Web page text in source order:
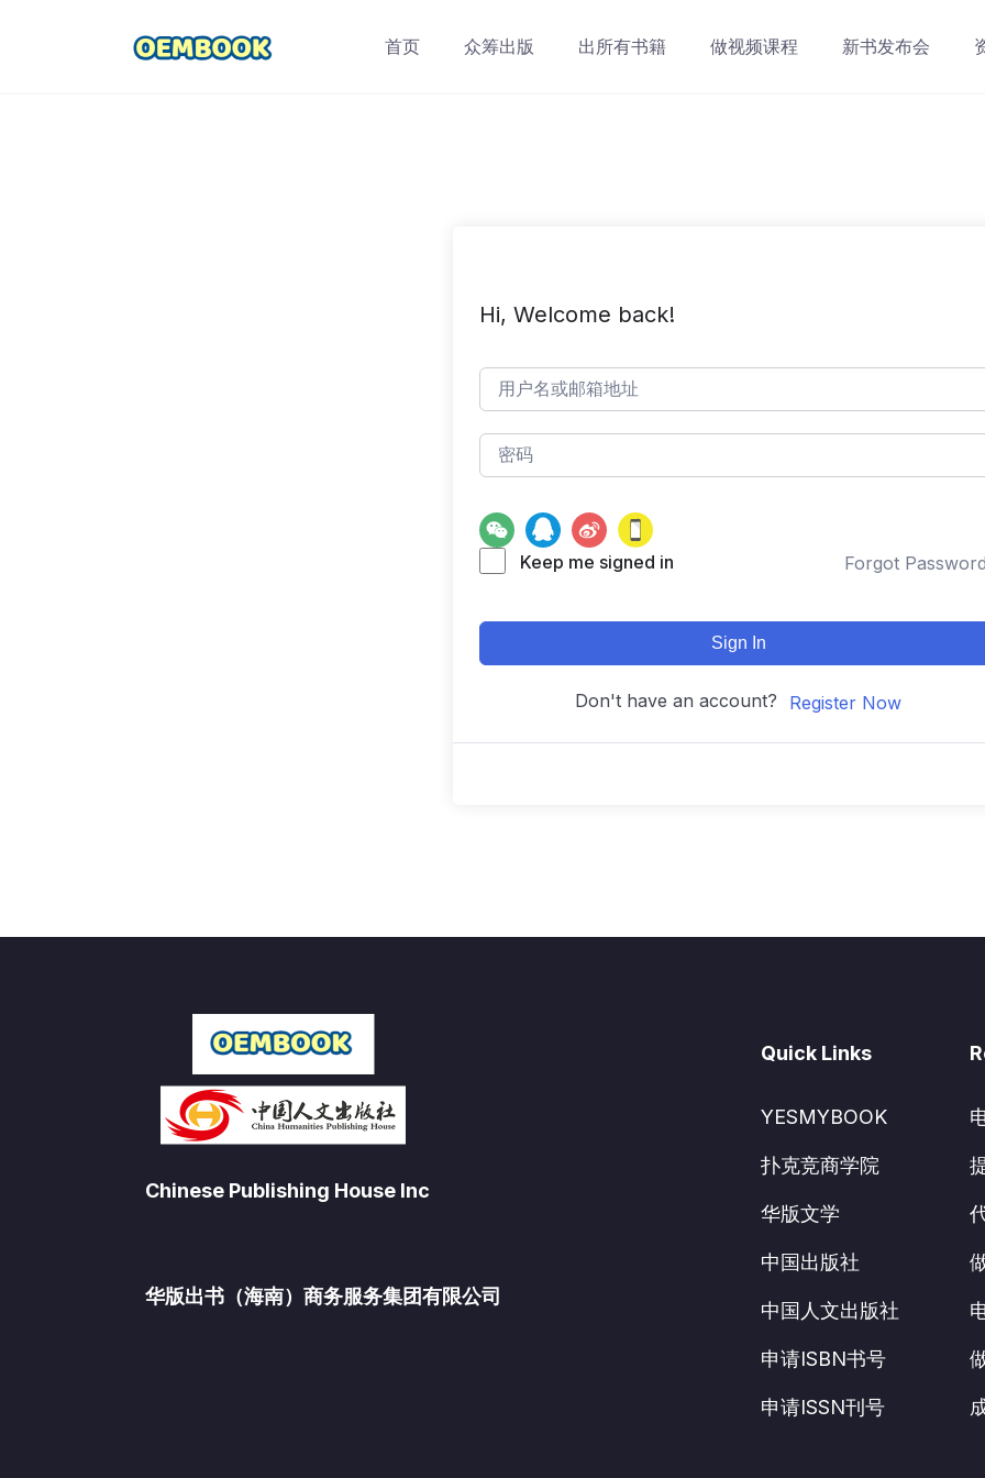
首页 众筹出版 出所有书籍 做视频课程 新书发布会
Hi, Welcome back!
Keep me signed in Forgot
Sign In
Don't have an account? Register Now
Chinese Publishing House Inc
华版出书（海南）商务服务集团有限公司
Quick Links
YESMYBOOK
扑克竞商学院
华版文学
中国出版社
中国人文出版社
申请ISBN书号
申请ISSN刊号